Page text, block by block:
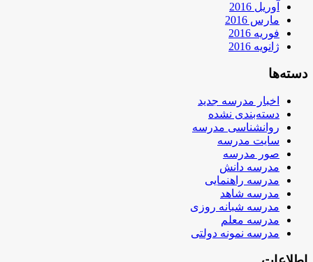
آوریل 2016
مارس 2016
فوریه 2016
ژانویه 2016
دسته‌ها
اخبار مدرسه جدید
دسته‌بندی نشده
روانشناسی مدرسه
سایت مدرسه
صور مدرسه
مدرسه دانش
مدرسه راهنمایی
مدرسه شاهد
مدرسه شبانه روزی
مدرسه معلم
مدرسه نمونه دولتی